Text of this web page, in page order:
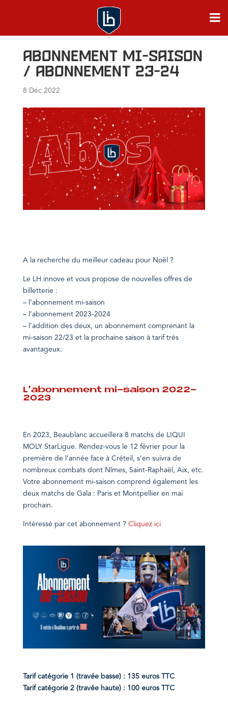
Abonnement mi-saison
/ Abonnement 23-24
8 Déc 2022
A la recherche du meilleur cadeau pour Noël ?
Le LH innove et vous propose de nouvelles offres de
billetterie :
– l’abonnement mi-saison
– l’abonnement 2023-2024
– l’addition des deux, un abonnement comprenant la
mi-saison 22/23 et la prochaine saison à tarif très
avantageux.
L’abonnement mi-saison 2022-
2023
En 2023, Beaublanc accueillera 8 matchs de LIQUI
MOLY StarLigue. Rendez-vous le 12 février pour la
première de l’année face à Créteil, s’en suivra de
nombreux combats dont Nîmes, Saint-Raphaël, Aix, etc.
Votre abonnement mi-saison comprend également les
deux matchs de Gala : Paris et Montpellier en mai
prochain.
Intéressé par cet abonnement ? Cliquez ici
Tarif catégorie 1 (travée basse) : 135 euros TTC
Tarif catégorie 2 (travée haute) : 100 euros TTC